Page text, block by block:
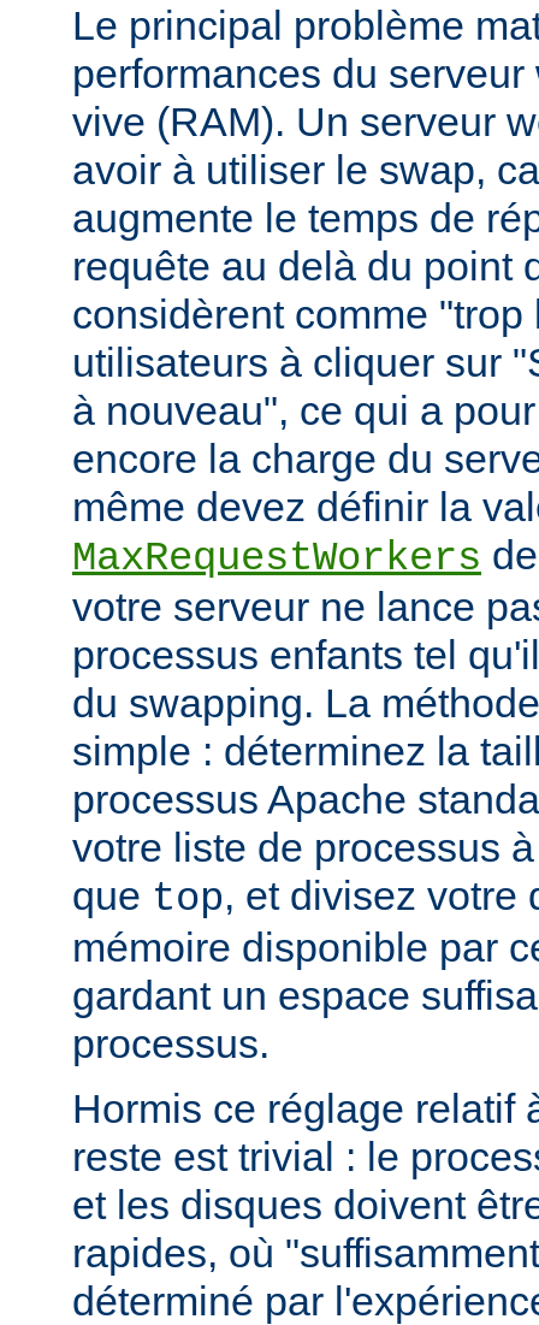
Le principal problème
performances du
vive (RAM). Un serveur
avoir à utiliser le swap,
augmente le temps de
requête au delà du point
considèrent comme
utilisateurs à cliquer sur
à nouveau", ce qui a
encore la charge du
même devez définir la
MaxRequestWorkers
votre serveur ne lance
processus enfants tel
du swapping. La
simple : déterminez la
processus Apache
votre liste de processus
que top, et divisez votre
mémoire disponible par
gardant un espace
processus.
Hormis ce réglage relatif
reste est trivial : le
et les disques doivent
rapides, où
déterminé par